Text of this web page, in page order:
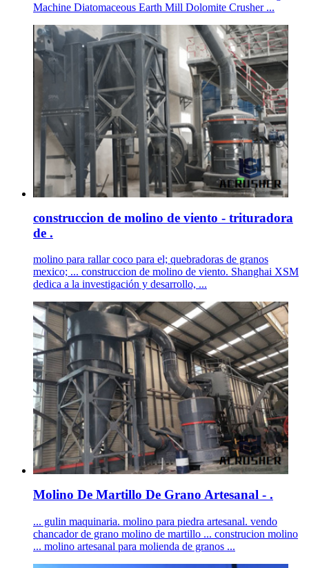
Machine Diatomaceous Earth Mill Dolomite Crusher ...
construccion de molino de viento - trituradora
de .
molino para rallar coco para el; quebradoras de granos
mexico; ... construccion de molino de viento. Shanghai XSM
dedica a la investigación y desarrollo, ...
Molino De Martillo De Grano Artesanal - .
... gulin maquinaria. molino para piedra artesanal. vendo
chancador de grano molino de martillo ... construcion molino
... molino artesanal para molienda de granos ...